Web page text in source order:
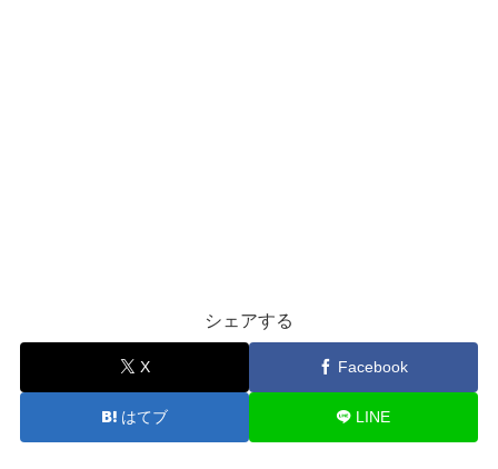
シェアする
X Facebook
はてブ LINE